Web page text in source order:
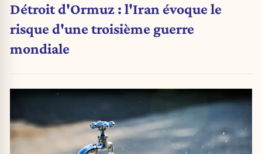
Détroit d'Ormuz : l'Iran évoque le
risque d'une troisième guerre
mondiale